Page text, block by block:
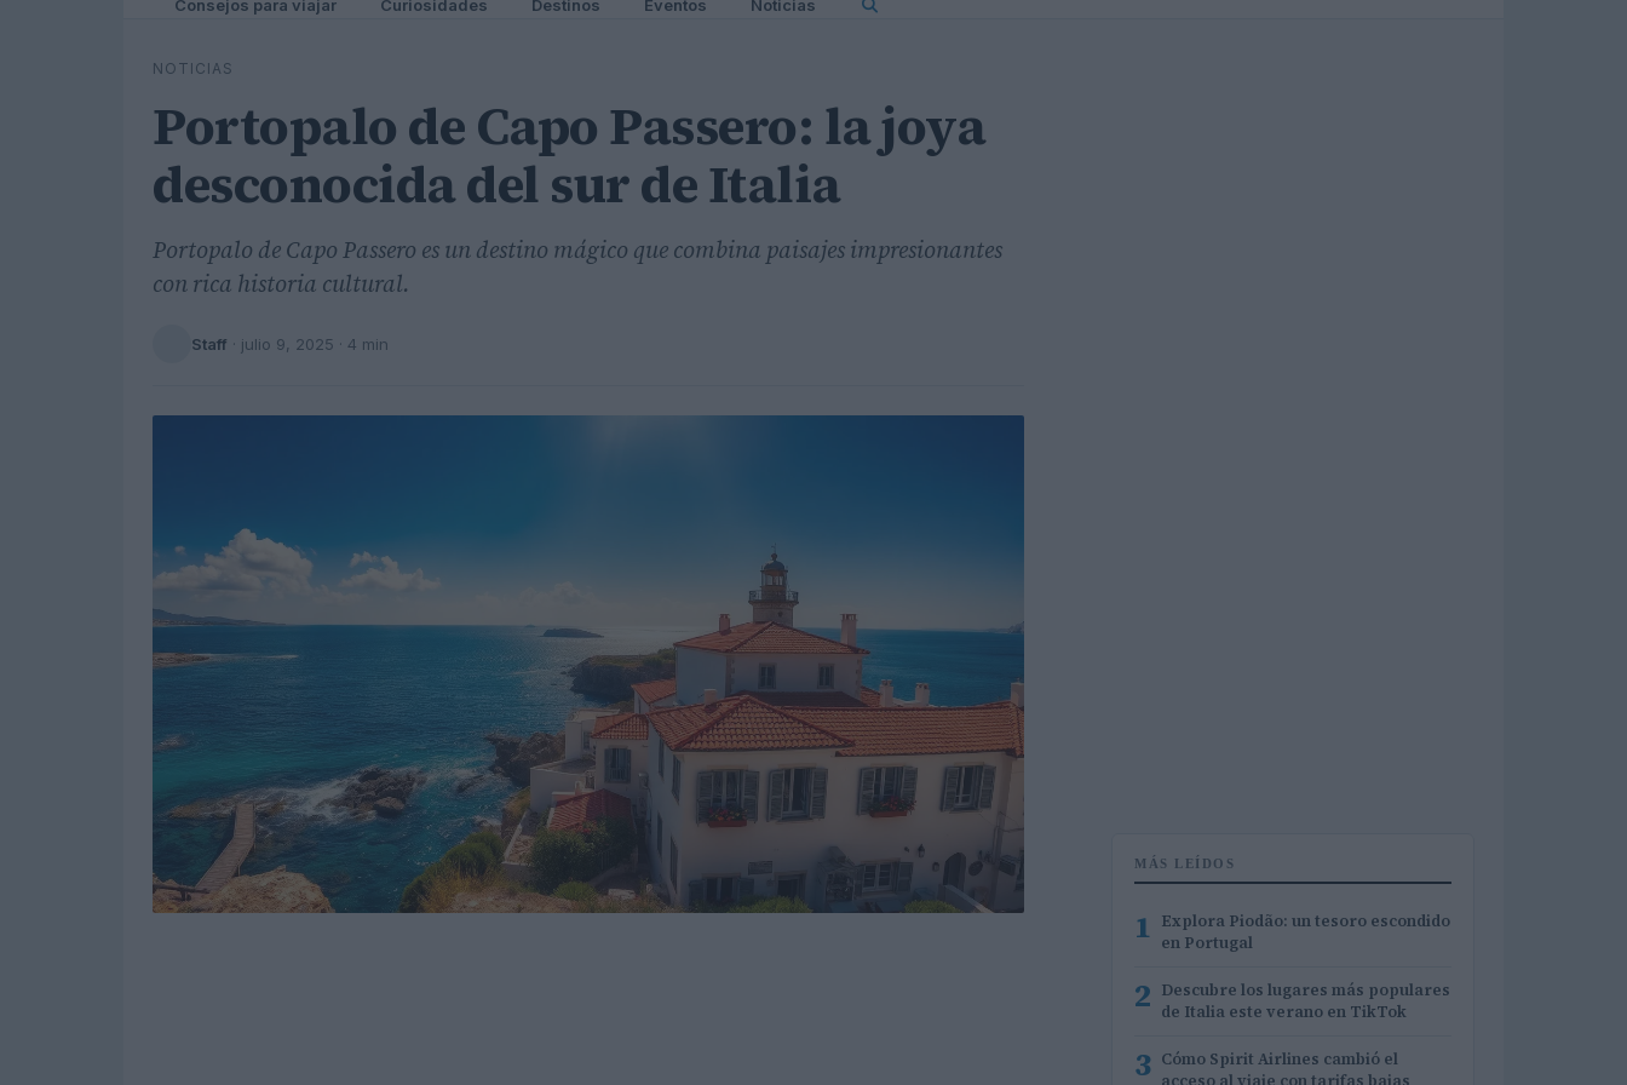
Consejos para viajar Curiosidades Destinos Eventos Noticias
NOTICIAS
Portopalo de Capo Passero: la joya
desconocida del sur de Italia
Portopalo de Capo Passero es un destino mágico que combina paisajes impresionantes
con rica historia cultural.
Staff · julio 9, 2025 · 4 min
MÁS LEÍDOS
1 Explora Piodão: un tesoro escondido
en Portugal
2 Descubre los lugares más populares
de Italia este verano en TikTok
3 Cómo Spirit Airlines cambió el
acceso al viaje con tarifas bajas